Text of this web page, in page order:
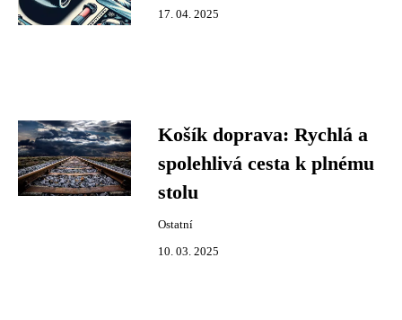
17. 04. 2025
Košík doprava: Rychlá a
spolehlivá cesta k plnému
stolu
Ostatní
10. 03. 2025